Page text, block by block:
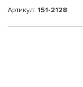
Артикул: 151-2128